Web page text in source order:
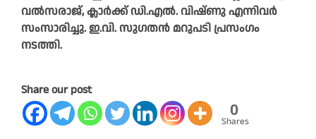
വൽസരാജ്, ക്ലാർക്ക് ഡി.എൽ. വിഷ്ണു എന്നിവർ
സംസാരിച്ചു. ഇ.വി. സുഗതൻ മറുപടി പ്രസംഗം
നടത്തി.
Share our post
0
Shares